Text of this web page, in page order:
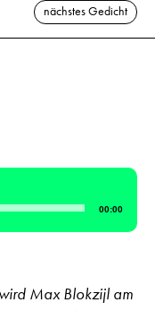
nächstes Gedicht
00:00
Max Blokzijl am